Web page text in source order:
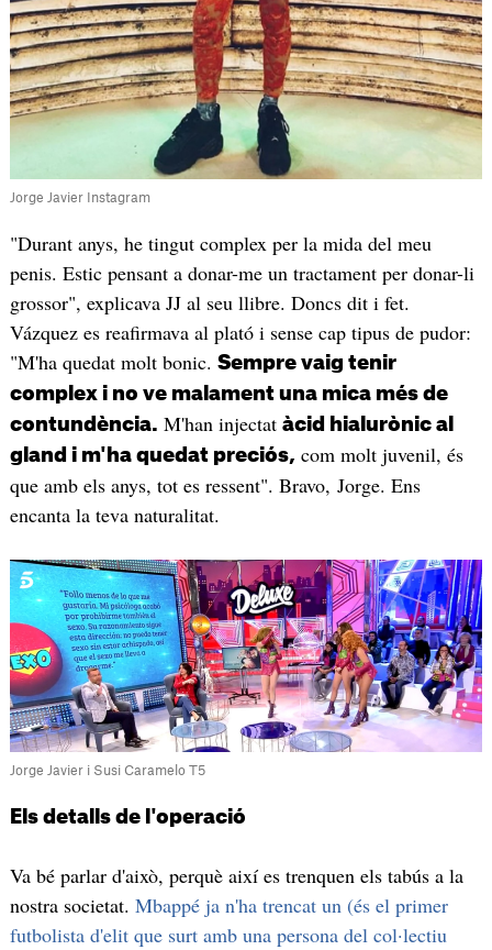
Jorge Javier Instagram
"Durant anys, he tingut complex per la mida del meu
penis. Estic pensant a donar-me un tractament per donar-li
grossor", explicava JJ al seu llibre. Doncs dit i fet.
Vázquez es reafirmava al plató i sense cap tipus de pudor:
"M'ha quedat molt bonic. Sempre vaig tenir
complex i no ve malament una mica més de
contundència. M'han injectat àcid hialurònic al
gland i m'ha quedat preciós, com molt juvenil, és
que amb els anys, tot es ressent". Bravo, Jorge. Ens
encanta la teva naturalitat.
Jorge Javier i Susi Caramelo T5
Els detalls de l'operació
Va bé parlar d'això, perquè així es trenquen els tabús a la
nostra societat. Mbappé ja n'ha trencat un (és el primer
futbolista d'elit que surt amb una persona del col·lectiu